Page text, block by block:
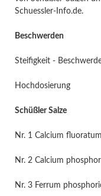
Schuessler-Info.de.
Beschwerden
Steifigkeit -
Hochdosierung
Schüßler Salze
Nr. 1 Calcium fluoratum
Nr. 2 Calcium
Nr. 3 Ferrum